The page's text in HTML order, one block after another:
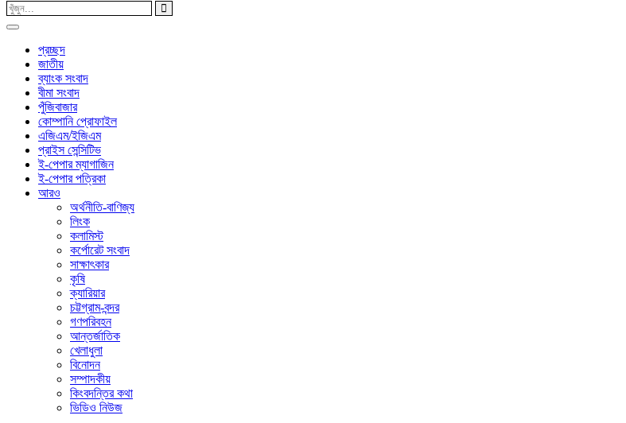
প্রচ্ছদ
জাতীয়
ব্যাংক সংবাদ
বীমা সংবাদ
পুঁজিবাজার
কোম্পানি প্রোফাইল
এজিএম/ইজিএম
প্রাইস সেন্সিটিভ
ই-পেপার ম্যাগাজিন
ই-পেপার পত্রিকা
আরও
অর্থনীতি-বাণিজ্য
লিংক
কলামিস্ট
কর্পোরেট সংবাদ
সাক্ষাৎকার
কৃষি
ক্যারিয়ার
চট্টগ্রাম-বন্দর
গণপরিবহন
আন্তর্জাতিক
খেলাধুলা
বিনোদন
সম্পাদকীয়
কিংবদন্তির কথা
ভিডিও নিউজ